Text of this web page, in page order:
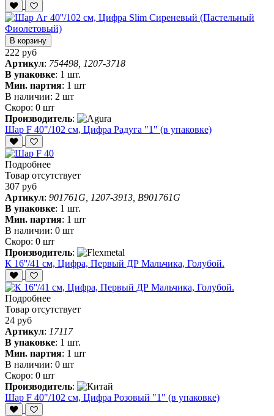
В корзину
222 руб
Артикул: 754498, 1207-3718
В упаковке: 1 шт.
Мин. партия: 1 шт
В наличии: 2 шт
Скоро: 0 шт
Производитель:
Шар F 40"/102 см, Цифра Радуга "1" (в упаковке)
Подробнее
Товар отсутствует
307 руб
Артикул: 901761G, 1207-3913, B901761G
В упаковке: 1 шт.
Мин. партия: 1 шт
В наличии: 0 шт
Скоро: 0 шт
Производитель:
К 16''/41 см, Цифра, Первый ДР Мальчика, Голубой.
Подробнее
Товар отсутствует
24 руб
Артикул: 17117
В упаковке: 1 шт.
Мин. партия: 1 шт
В наличии: 0 шт
Скоро: 0 шт
Производитель:
Шар F 40"/102 см, Цифра Розовый "1" (в упаковке)